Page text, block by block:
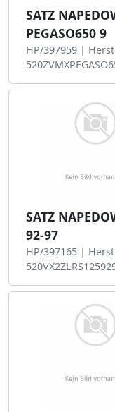
SATZ
PEGASO650 9
HP/397959 |
SATZ
92-97
HP/397165 |